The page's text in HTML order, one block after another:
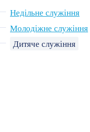
Недільне служіння
Молодіжне служіння
Дитяче служіння